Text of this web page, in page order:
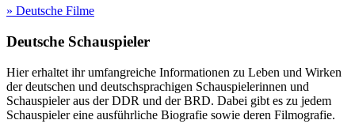
» Deutsche Filme
Deutsche Schauspieler
Hier erhaltet ihr umfangreiche Informationen zu Leben und Wirken
der deutschen und deutschsprachigen Schauspielerinnen und
Schauspieler aus der DDR und der BRD. Dabei gibt es zu jedem
Schauspieler eine ausführliche Biografie sowie deren Filmografie.